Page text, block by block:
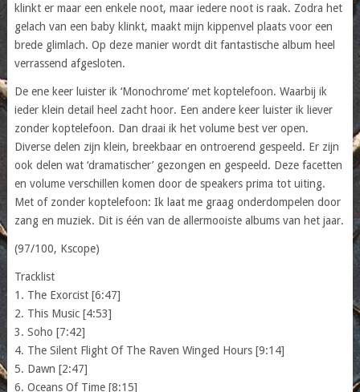
klinkt er maar een enkele noot, maar iedere noot is raak. Zodra het
gelach van een baby klinkt, maakt mijn kippenvel plaats voor een
brede glimlach. Op deze manier wordt dit fantastische album heel
verrassend afgesloten.
De ene keer luister ik ‘Monochrome’ met koptelefoon. Waarbij ik
ieder klein detail heel zacht hoor. Een andere keer luister ik liever
zonder koptelefoon. Dan draai ik het volume best ver open.
Diverse delen zijn klein, breekbaar en ontroerend gespeeld. Er zijn
ook delen wat ‘dramatischer’ gezongen en gespeeld. Deze facetten
en volume verschillen komen door de speakers prima tot uiting.
Met of zonder koptelefoon: Ik laat me graag onderdompelen door
zang en muziek. Dit is één van de allermooiste albums van het jaar.
(97/100, Kscope)
Tracklist
1. The Exorcist [6:47]
2. This Music [4:53]
3. Soho [7:42]
4. The Silent Flight Of The Raven Winged Hours [9:14]
5. Dawn [2:47]
6. Oceans Of Time [8:15]